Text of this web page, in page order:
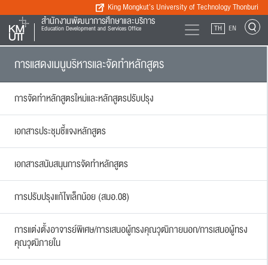
King Mongkut’s University of Technology Thonburi
สำนักงานพัฒนาการศึกษาและบริการ
Education Development and Services Office TH EN
การแสดงเมนูบริหารและจัดทำหลักสูตร
การจัดทำหลักสูตรใหม่และหลักสูตรปรับปรุง
เอกสารประชุมชี้แจงหลักสูตร
เอกสารสนับสนุนการจัดทำหลักสูตร
การปรับปรุงแก้ไขเล็กน้อย (สมอ.08)
การแต่งตั้งอาจารย์พิเศษ/การเสนอผู้ทรงคุณวุฒิภายนอก/การเสนอผู้ทรง
คุณวุฒิภายใน